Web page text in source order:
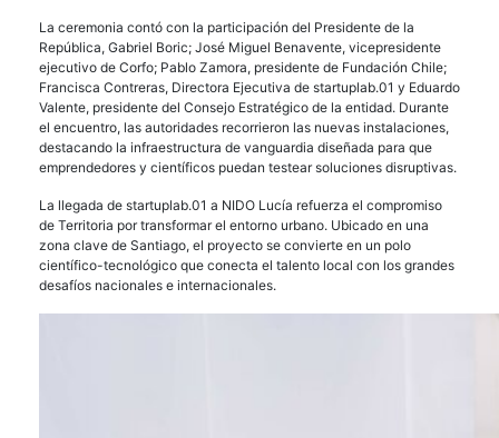
La ceremonia contó con la participación del Presidente de la
República, Gabriel Boric; José Miguel Benavente, vicepresidente
ejecutivo de Corfo; Pablo Zamora, presidente de Fundación Chile;
Francisca Contreras, Directora Ejecutiva de startuplab.01 y Eduardo
Valente, presidente del Consejo Estratégico de la entidad. Durante
el encuentro, las autoridades recorrieron las nuevas instalaciones,
destacando la infraestructura de vanguardia diseñada para que
emprendedores y científicos puedan testear soluciones disruptivas.
La llegada de startuplab.01 a NIDO Lucía refuerza el compromiso
de Territoria por transformar el entorno urbano. Ubicado en una
zona clave de Santiago, el proyecto se convierte en un polo
científico-tecnológico que conecta el talento local con los grandes
desafíos nacionales e internacionales.